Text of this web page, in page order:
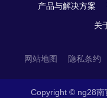
产品与解决方案
关
网站地图 隐私条约
Copyright © ng28南